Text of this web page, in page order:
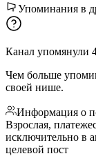
Упоминания в
Канал упомянули
Чем больше
своей нише.
Информация о
Взрослая,
исключительно в
целевой пост